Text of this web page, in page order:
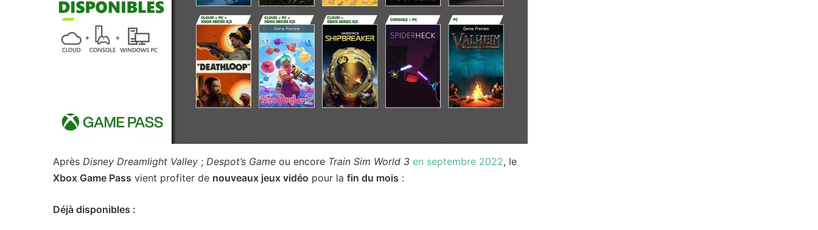
Après Disney Dreamlight Valley ; Despot’s Game ou encore Train Sim World 3 en septembre 2022, le
Xbox Game Pass vient profiter de nouveaux jeux vidéo pour la fin du mois :
Déjà disponibles :